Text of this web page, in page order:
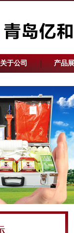
关于公司 产品